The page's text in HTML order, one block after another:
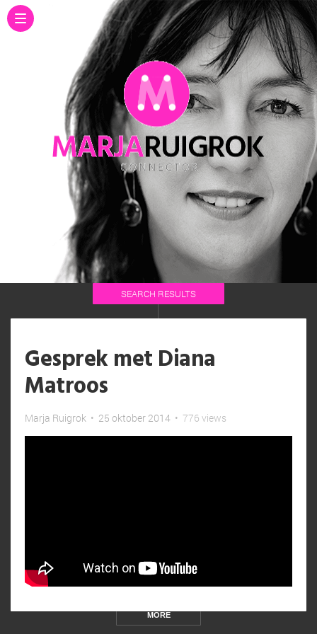
SEARCH RESULTS
Gesprek met Diana
Matroos
Marja Ruigrok • 25 oktober 2014 • 776 views
MORE